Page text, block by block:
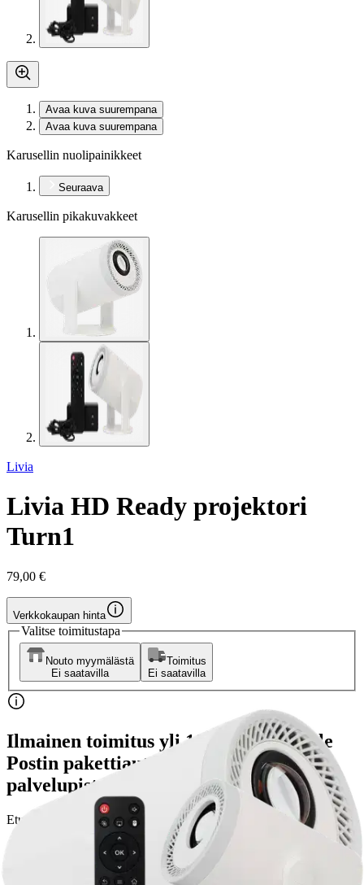
Avaa kuva suurempana
Avaa kuva suurempana
Karusellin nuolipainikkeet
Seuraava
Karusellin pikakuvakkeet
Livia
Livia HD Ready projektori
Turn1
79,00 €
Verkkokaupan hinta
Valitse toimitustapa
Nouto myymälästä
Ei saatavilla
Toimitus
Ei saatavilla
Ilmainen toimitus yli 100 €:n tilauksille
Postin pakettiautomaattiin tai
palvelupisteeseen!
Etu ei koske Suuri‑lisäpalvelulla toimitettavia tuotteita.